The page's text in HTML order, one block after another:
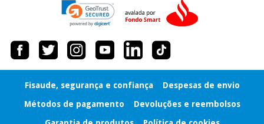
Fisaude, segurança e confiança
Despesas de envio
Métodos de pagamento
Devoluções e reembolsos